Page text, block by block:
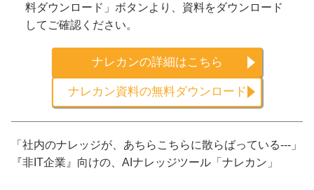
料ダウンロード」ボタンより、資料をダウンロード
してご確認ください。
ナレカンの詳細はこちら
ナレカン資料の無料ダウンロード
「社内のナレッジが、あちらこちらに散らばっている---」
『非IT企業』向けの、AIナレッジツール「ナレカン」